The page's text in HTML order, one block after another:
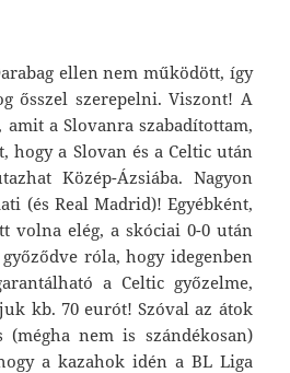
ellen nem működött, így
ősszel szerepelni. Viszont! A
a Slovanra szabadítottam,
hogy a Slovan és a Celtic után
Közép-Ázsiába. Nagyon
(és Real Madrid)! Egyébként,
volna elég, a skóciai 0-0 után
róla, hogy idegenben
a Celtic győzelme,
kb. 70 eurót! Szóval az átok
nem is szándékosan)
a kazahok idén a BL Liga